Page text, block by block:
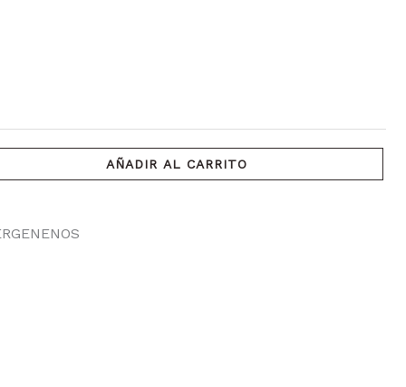
AÑADIR AL CARRITO